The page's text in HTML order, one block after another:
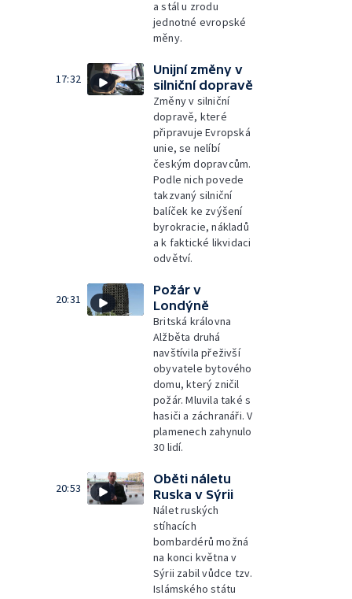
a stál u zrodu
jednotné evropské
měny.
17:32
Unijní změny v
silniční dopravě
Změny v silniční
dopravě, které
připravuje Evropská
unie, se nelíbí
českým dopravcům.
Podle nich povede
takzvaný silniční
balíček ke zvýšení
byrokracie, nákladů
a k faktické likvidaci
odvětví.
20:31
Požár v
Londýně
Britská královna
Alžběta druhá
navštívila přeživší
obyvatele bytového
domu, který zničil
požár. Mluvila také s
hasiči a záchranáři. V
plamenech zahynulo
30 lidí.
20:53
Oběti náletu
Ruska v Sýrii
Nálet ruských
stíhacích
bombardérů možná
na konci května v
Sýrii zabil vůdce tzv.
Islámského státu